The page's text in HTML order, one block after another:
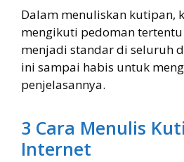
Dalam menuliskan kutipan,
mengikuti pedoman
menjadi standar di seluruh
ini sampai habis untuk
penjelasannya.
3 Cara Menulis
Internet